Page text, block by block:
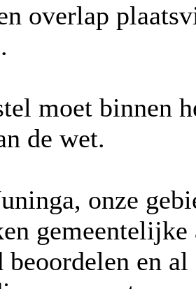
overlap
moet binnen
de wet.
onze
beoordelen en